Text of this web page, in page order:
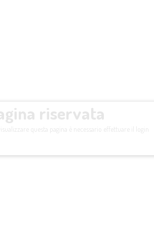
riservata
questa pagina è necessario effettuare il login